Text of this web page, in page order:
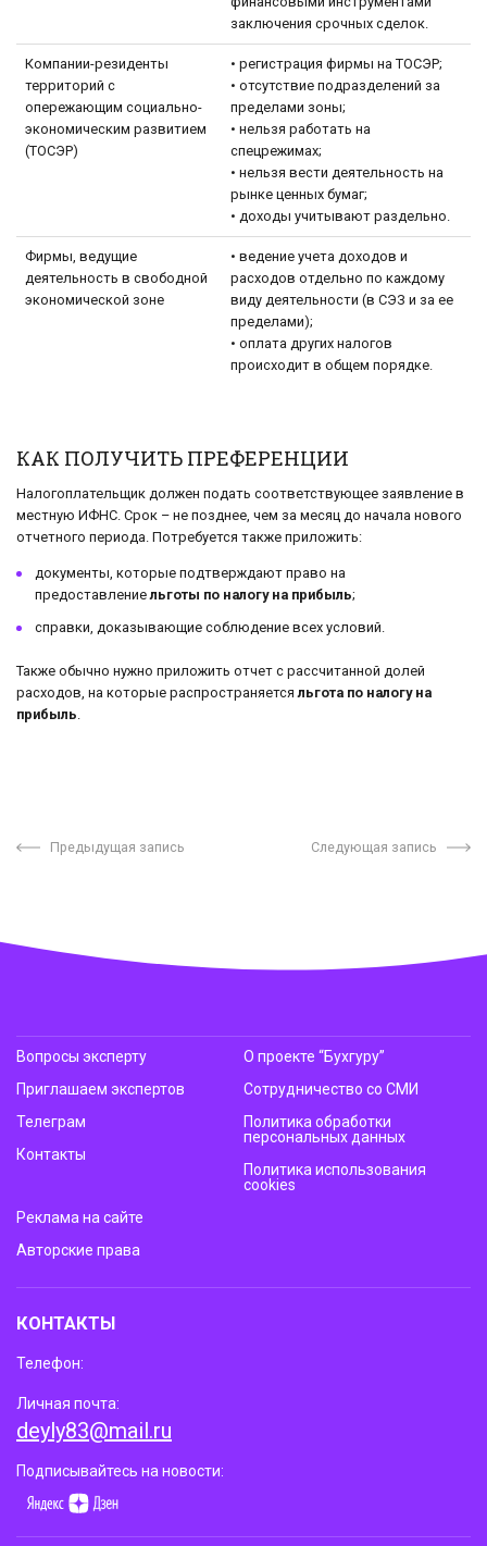
заключения срочных сделок.
Компании-резиденты
территорий с
опережающим социально-
экономическим развитием
(ТОСЭР)
• регистрация фирмы на ТОСЭР;
• отсутствие подразделений за
пределами зоны;
• нельзя работать на
спецрежимах;
• нельзя вести деятельность на
рынке ценных бумаг;
• доходы учитывают раздельно.
Фирмы, ведущие
деятельность в свободной
экономической зоне
• ведение учета доходов и
расходов отдельно по каждому
виду деятельности (в СЭЗ и за ее
пределами);
• оплата других налогов
происходит в общем порядке.
КАК ПОЛУЧИТЬ ПРЕФЕРЕНЦИИ
Налогоплательщик должен подать соответствующее заявление в
местную ИФНС. Срок – не позднее, чем за месяц до начала нового
отчетного периода. Потребуется также приложить:
документы, которые подтверждают право на
предоставлениельготы по налогу на прибыль;
справки, доказывающие соблюдение всех условий.
Также обычно нужно приложить отчет с рассчитанной долей
расходов, на которые распространяетсяльгота по налогу на
прибыль.
Предыдущая запись Следующая запись
Вопросы эксперту
Приглашаем экспертов
Телеграм
Контакты
О проекте “Бухгуру”
Сотрудничество со СМИ
Политика обработки
персональных данных
Политика использования
cookies
Реклама на сайте
Авторские права
КОНТАКТЫ
Телефон:
Личная почта:
deyly83@mail.ru
Подписывайтесь на новости: